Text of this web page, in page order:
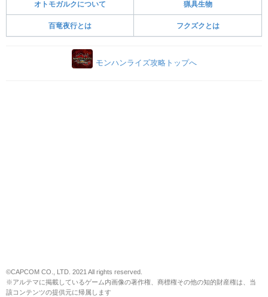
オトモガルクについて 猟具生物
百竜夜行とは フクズクとは
モンハンライズ攻略トップへ
©CAPCOM CO., LTD. 2021 All rights reserved.
※アルテマに掲載しているゲーム内画像の著作権、商標権その他の知的財産権は、当
該コンテンツの提供元に帰属します